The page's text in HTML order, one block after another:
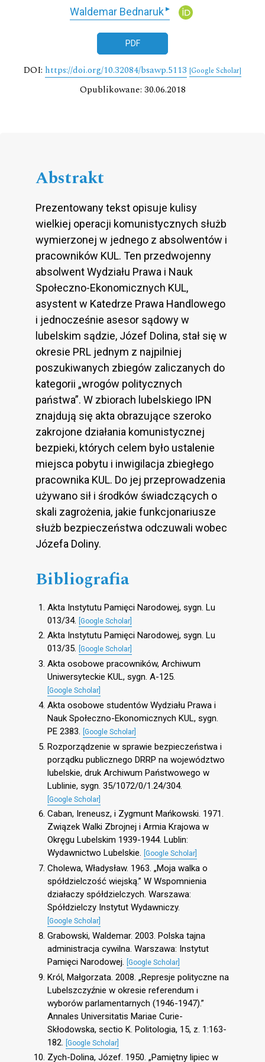
Waldemar Bednaruk▸
PDF
DOI: https://doi.org/10.32084/bsawp.5113 [Google Scholar]
Opublikowane: 30.06.2018
Abstrakt
Prezentowany tekst opisuje kulisy
wielkiej operacji komunistycznych służb
wymierzonej w jednego z absolwentów i
pracowników KUL. Ten przedwojenny
absolwent Wydziału Prawa i Nauk
Społeczno-Ekonomicznych KUL,
asystent w Katedrze Prawa Handlowego
i jednocześnie asesor sądowy w
lubelskim sądzie, Józef Dolina, stał się w
okresie PRL jednym z najpilniej
poszukiwanych zbiegów zaliczanych do
kategorii „wrogów politycznych
państwa”. W zbiorach lubelskiego IPN
znajdują się akta obrazujące szeroko
zakrojone działania komunistycznej
bezpieki, których celem było ustalenie
miejsca pobytu i inwigilacja zbiegłego
pracownika KUL. Do jej przeprowadzenia
używano sił i środków świadczących o
skali zagrożenia, jakie funkcjonariusze
służb bezpieczeństwa odczuwali wobec
Józefa Doliny.
Bibliografia
Akta Instytutu Pamięci Narodowej, sygn. Lu
013/34.
[Google Scholar]
Akta Instytutu Pamięci Narodowej, sygn. Lu
013/35. [Google Scholar]
Akta osobowe pracowników, Archiwum
Uniwersyteckie KUL, sygn. A-125.
[Google Scholar]
Akta osobowe studentów Wydziału Prawa i
Nauk Społeczno-Ekonomicznych KUL, sygn.
PE 2383. [Google Scholar]
Rozporządzenie w sprawie bezpieczeństwa i
porządku publicznego DRRP na województwo
lubelskie, druk Archiwum Państwowego w
Lublinie, sygn. 35/1072/0/1.24/304.
[Google Scholar]
Caban, Ireneusz, i Zygmunt Mańkowski. 1971.
Związek Walki Zbrojnej i Armia Krajowa w
Okręgu Lubelskim 1939-1944. Lublin:
Wydawnictwo Lubelskie. [Google Scholar]
Cholewa, Władysław. 1963. „Moja walka o
spółdzielczość wiejską.” W Wspomnienia
działaczy spółdzielczych. Warszawa:
Spółdzielczy Instytut Wydawniczy.
[Google Scholar]
Grabowski, Waldemar. 2003. Polska tajna
administracja cywilna. Warszawa: Instytut
Pamięci Narodowej. [Google Scholar]
Król, Małgorzata. 2008. „Represje polityczne na
Lubelszczyźnie w okresie referendum i
wyborów parlamentarnych (1946-1947).”
Annales Universitatis Mariae Curie-
Skłodowska, sectio K. Politologia, 15, z. 1:163-
182.
[Google Scholar]
Zych-Dolina, Józef. 1950. „Pamiętny lipiec w